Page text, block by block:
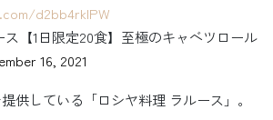
d2bb4rkIPW
【1日限定20食】至極のキャベツロール
16, 2021
供している「ロシヤ料理 ラルース」。